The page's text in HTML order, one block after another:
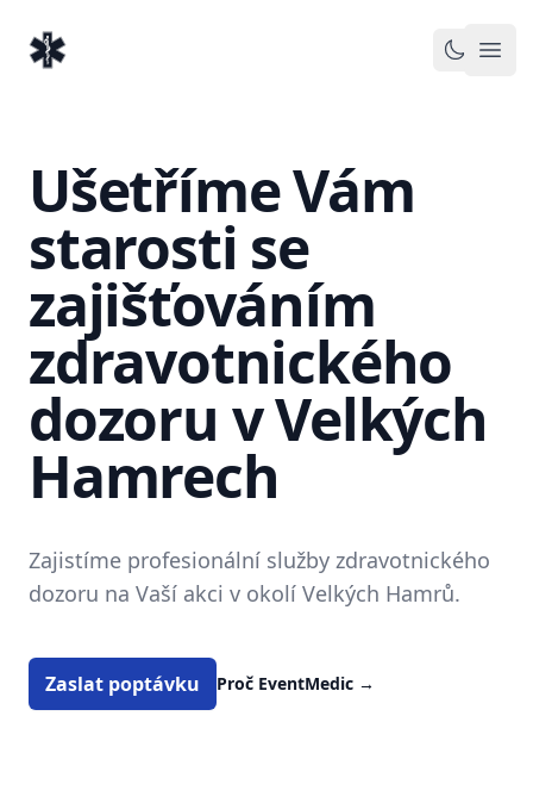
EventMedic.cz
Toggle
Ušetříme Vám
starosti se
zajišťováním
zdravotnického
dozoru v Velkých
Hamrech
Zajistíme profesionální služby zdravotnického
dozoru na Vaší akci v okolí Velkých Hamrů.
Zaslat poptávku Proč EventMedic →